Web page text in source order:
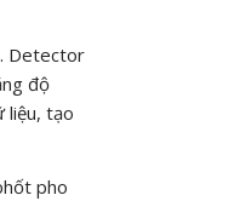
Detector
độ
liệu, tạo
pho